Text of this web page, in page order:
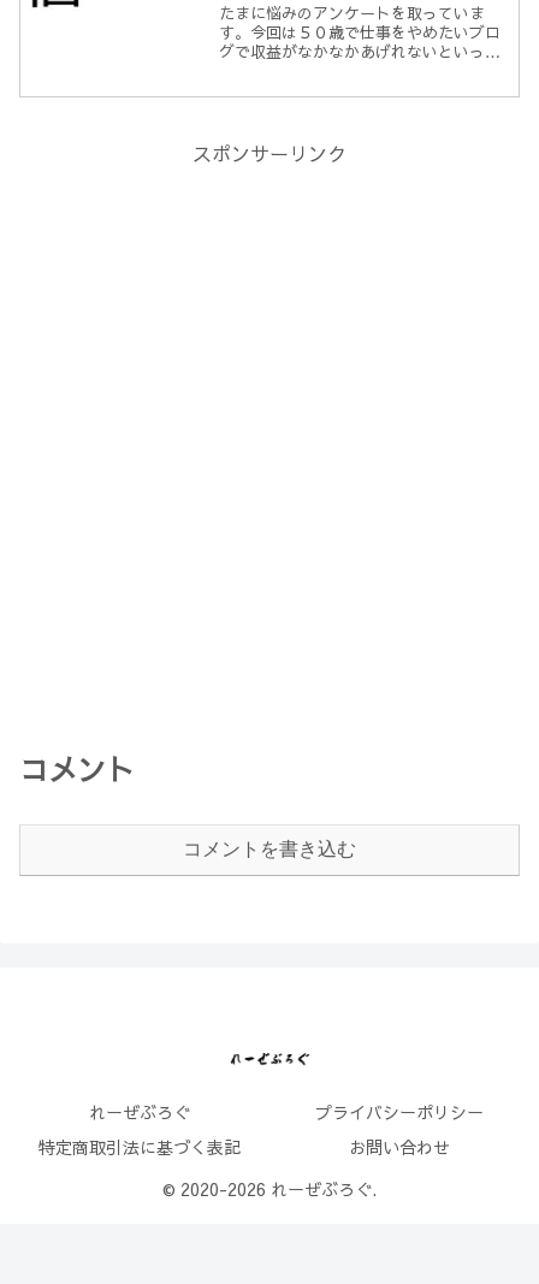
たまに悩みのアンケートを取っていま
す。今回は５０歳で仕事をやめたいブロ
グで収益がなかなかあげれないといった
スポンサーリンク
コメント
コメントを書き込む
れーぜぶろぐ
プライバシーポリシー
特定商取引法に基づく表記
お問い合わせ
© 2020-2026 れーぜぶろぐ.